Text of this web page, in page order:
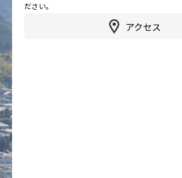
アクセス
ださい。